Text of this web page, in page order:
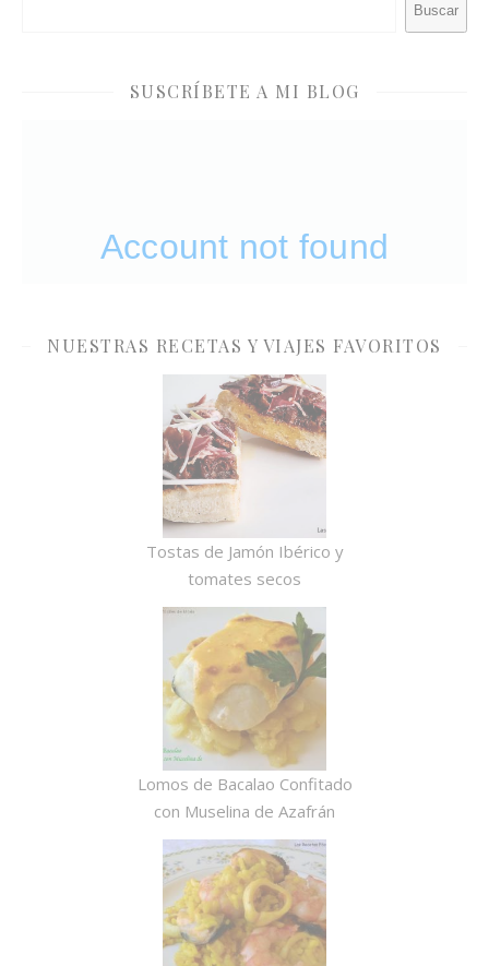
Buscar
SUSCRÍBETE A MI BLOG
NUESTRAS RECETAS Y VIAJES FAVORITOS
Tostas de Jamón Ibérico y
tomates secos
Lomos de Bacalao Confitado
con Muselina de Azafrán